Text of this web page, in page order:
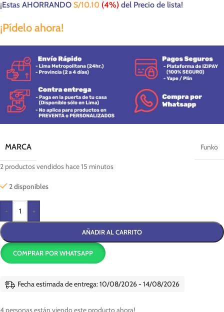
¡Estas AHORRANDO S/10.10 (4%) del Precio de lista!
¡Pídelo ahora!
MARCA Funko
2 productos vendidos hace 15 minutos
2 disponibles
- +
AÑADIR AL CARRITO
COMPRAR POR WHATSAPP
Fecha estimada de entrega: 10/08/2026 - 14/08/2026
4 personas están viendo este producto ahora!